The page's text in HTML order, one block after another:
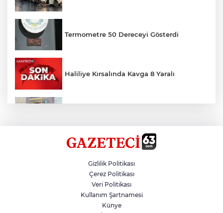
Termometre 50 Dereceyi Gösterdi
Haliliye Kırsalında Kavga 8 Yaralı
Hikmet Başak’tan Ulaşım Çalışması
Sezon 18 Ağustos'ta Başlayacak
Gizlilik Politikası
Çerez Politikası
Veri Politikası
Kullanım Şartnamesi
Künye